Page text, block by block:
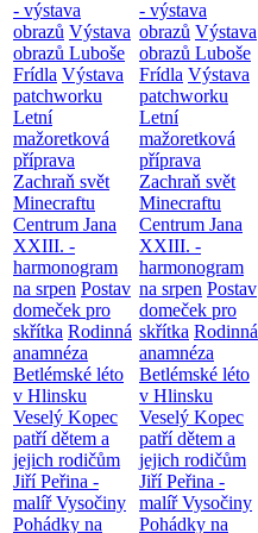
- výstava
obrazů Výstava
obrazů Luboše
Frídla Výstava
patchworku
Letní
mažoretková
příprava
Zachraň svět
Minecraftu
Centrum Jana
XXIII. -
harmonogram
na srpen Postav
domeček pro
skřítka Rodinná
anamnéza
Betlémské léto
v Hlinsku
Veselý Kopec
patří dětem a
jejich rodičům
Jiří Peřina -
malíř Vysočiny
Pohádky na
- výstava
obrazů Výstava
obrazů Luboše
Frídla Výstava
patchworku
Letní
mažoretková
příprava
Zachraň svět
Minecraftu
Centrum Jana
XXIII. -
harmonogram
na srpen Postav
domeček pro
skřítka Rodinná
anamnéza
Betlémské léto
v Hlinsku
Veselý Kopec
patří dětem a
jejich rodičům
Jiří Peřina -
malíř Vysočiny
Pohádky na